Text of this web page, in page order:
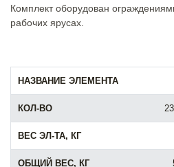
Комплект оборудован
рабочих ярусах.